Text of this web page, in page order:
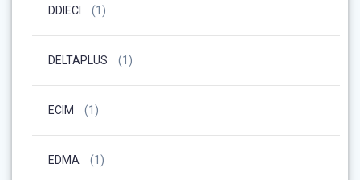
DDIECI (1)
DELTAPLUS (1)
ECIM (1)
EDMA (1)